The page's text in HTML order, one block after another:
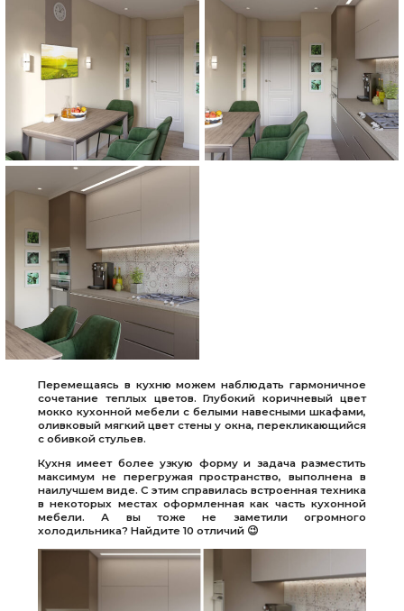
Перемещаясь в кухню можем наблюдать гармоничное
сочетание теплых цветов. Глубокий коричневый цвет
мокко кухонной мебели с белыми навесными шкафами,
оливковый мягкий цвет стены у окна, перекликающийся
с обивкой стульев.
Кухня имеет более узкую форму и задача разместить
максимум не перегружая пространство, выполнена в
наилучшем виде. С этим справилась встроенная техника
в некоторых местах оформленная как часть кухонной
мебели. А вы тоже не заметили огромного
холодильника? Найдите 10 отличий 😉